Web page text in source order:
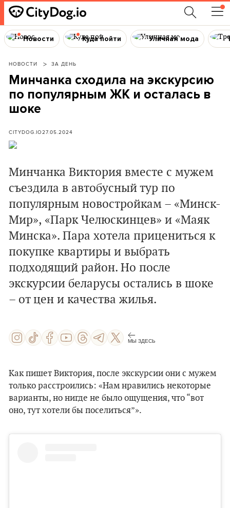
Новости Куда пойти Уличная мода
НОВОСТИ ЗА ДЕНЬ
Минчанка сходила на экскурсию
по популярным ЖК и осталась в
шоке
CITYDOG.IO27.05.2024
Минчанка Виктория вместе с мужем
съездила в автобусный тур по
популярным новостройкам – «Минск-
Мир», «Парк Челюскинцев» и «Маяк
Минска». Пара хотела прицениться к
покупке квартиры и выбрать
подходящий район. Но после
экскурсии беларусы остались в шоке
– от цен и качества жилья.
МЫ ЗДЕСЬ
Как пишет Виктория, после экскурсии они с мужем
только расстроились: «Нам нравились некоторые
варианты, но нигде не было ощущения, что “вот
оно, тут хотели бы поселиться”».